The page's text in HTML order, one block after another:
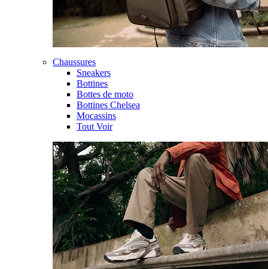
Chaussures
Sneakers
Bottines
Bottes de moto
Bottines Chelsea
Mocassins
Tout Voir